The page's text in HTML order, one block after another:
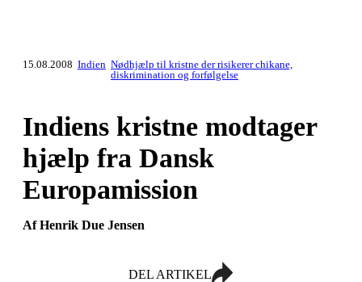
15.08.2008 Indien Nødhjælp til kristne der risikerer chikane,
diskrimination og forfølgelse
Indiens kristne modtager
hjælp fra Dansk
Europamission
Af Henrik Due Jensen
DEL ARTIKEL